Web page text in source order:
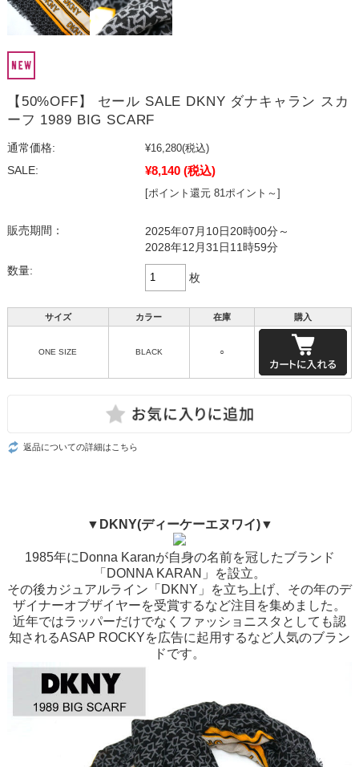
【50%OFF】 セール SALE DKNY ダナキャラン スカ
ーフ 1989 BIG SCARF
通常価格: ¥16,280(税込)
SALE:
¥8,140 (税込)
[ポイント還元 81ポイント～]
販売期間：
2025年07月10日20時00分～
2028年12月31日11時59分
数量:
枚
サイズ カラー 在庫 購入
ONE SIZE BLACK ○
返品についての詳細はこちら
▼DKNY(ディーケーエヌワイ)▼
1985年にDonna Karanが自身の名前を冠したブランド
「DONNA KARAN」を設立。
その後カジュアルライン「DKNY」を立ち上げ、その年のデ
ザイナーオブザイヤーを受賞するなど注目を集めました。
近年ではラッパーだけでなくファッショニスタとしても認
知されるASAP ROCKYを広告に起用するなど人気のブラン
ドです。